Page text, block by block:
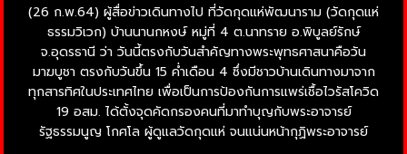
(26 ก.พ.64) ผู้สื่อข่าวเดินทางไป ที่วัดกุดแห่พัฒนาราม (วัดกุดแห่
ธรรมวิเวก) บ้านนานกหงษ์ หมู่ที่ 4 ต.นาทราย อ.พิบูลย์รักษ์
จ.อุดรธานี ว่า วันนี้ตรงกับวันสำคัญทางพระพุทธศาสนาคือวัน
มาฆบูชา ตรงกับวันขึ้น 15 ค่ำเดือน 4 ซึ่งมีชาวบ้านเดินทางมาจาก
ทุกสารทิศในประเทศไทย เพื่อเป็นการป้องกันการแพร่เชื้อไวรัสโควิด
19 อสม. ได้ตั้งจุดคัดกรองคนที่มาทำบุญกับพระอาจารย์
รัฐธรรมนูญ โกศโล ผู้ดูแลวัดกุดแห่ จนแน่นหน้ากุฏิพระอาจารย์